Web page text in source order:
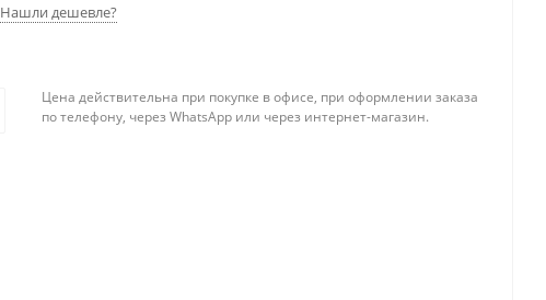
Нашли дешевле?
Цена действительна при покупке в офисе, при оформлении заказа
по телефону, через WhatsApp или через интернет-магазин.